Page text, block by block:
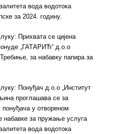
вода водотока
за 2024. годину.
Прихвата се цијена
„ГАТАРИЋ“ д.о.о
за набавку папира за
Понуђач д.о.о „Институт
проглашава се за
понуђача у отвореном
набавке за пружање услуга
вода водотока